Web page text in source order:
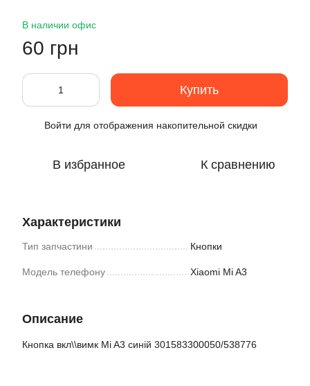
В наличии офис
60 грн
Купить
Войти для отображения накопительной скидки
В избранное К сравнению
Характеристики
Тип запчастини Кнопки
Модель телефону Xiaomi Mi A3
Описание
Кнопка вкл\\вимк Mi A3 синій 301583300050/538776